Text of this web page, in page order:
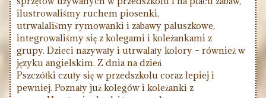
ilustrowaliśmy ruchem piosenki,
utrwalaliśmy rymowanki i zabawy paluszkowe,
integrowaliśmy się z kolegami i koleżankami z
grupy. Dzieci nazywały i utrwalały kolory – również w
języku angielskim. Z dnia na dzień
Pszczółki czuły się w przedszkolu coraz lepiej i
pewniej. Poznały już kolegów i koleżanki z